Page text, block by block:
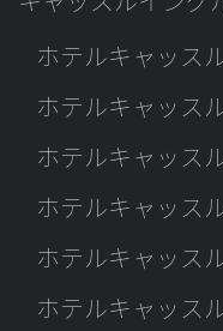
ホテルキャッス
ホテルキャッス
ホテルキャッス
ホテルキャッス
ホテルキャッス
ホテルキャッス